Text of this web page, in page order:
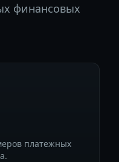
финансовых
платежных